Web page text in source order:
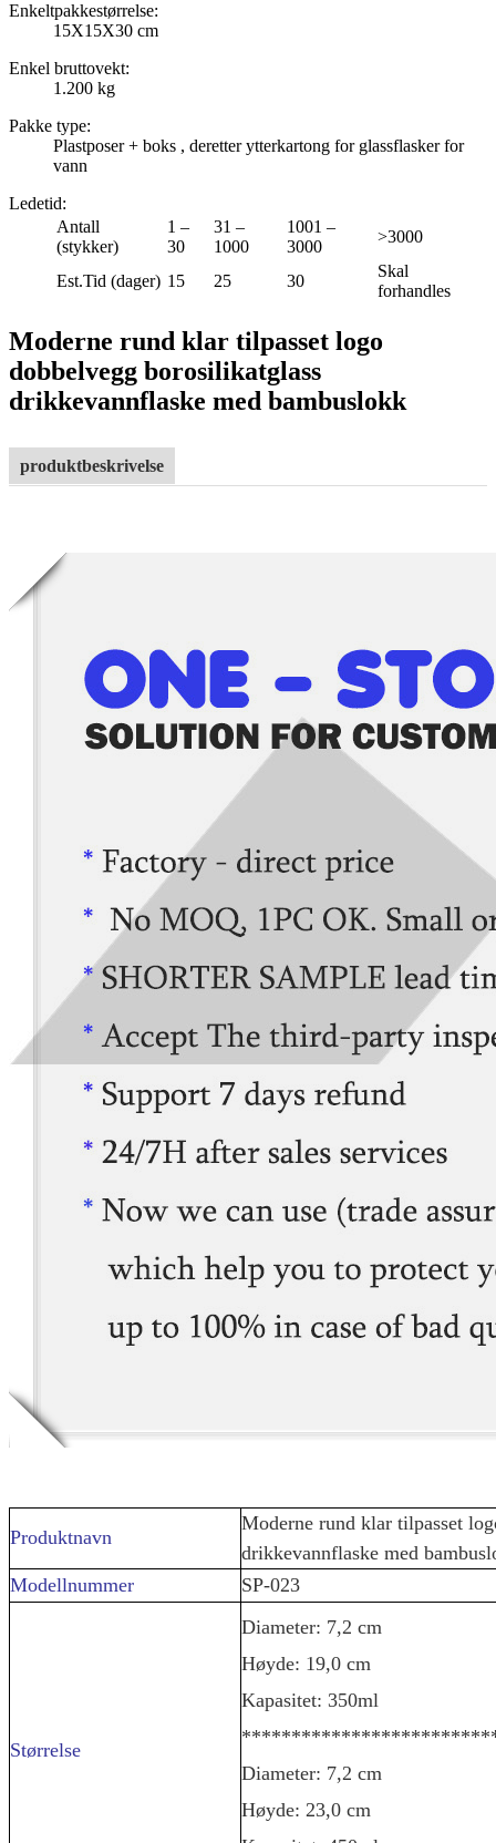
Enkeltpakkestørrelse:
15X15X30 cm
Enkel bruttovekt:
1.200 kg
Pakke type:
Plastposer + boks , deretter ytterkartong for glassflasker for
vann
Ledetid:
Antall
(stykker)
1 –
30
31 –
1000
1001 –
3000
>3000
Est.Tid (dager) 15 25 30
Skal
forhandles
Moderne rund klar tilpasset logo
dobbelvegg borosilikatglass
drikkevannflaske med bambuslokk
produktbeskrivelse
Produktnavn
Moderne rund klar tilpasset
drikkevannflaske med
Modellnummer
SP-023
Størrelse
Diameter: 7,2 cm
Høyde: 19,0 cm
Kapasitet: 350ml
Diameter: 7,2 cm
Høyde: 23,0 cm